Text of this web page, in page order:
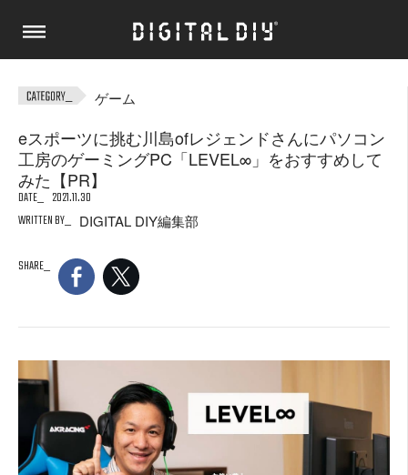
ゲーム
eスポーツに挑む川島ofレジェンドさんにパソコン
工房のゲーミングPC「LEVEL∞」をおすすめして
みた【PR】
DATE
2021.11.30
WRITTEN BY
DIGITAL DIY編集部
SHARE